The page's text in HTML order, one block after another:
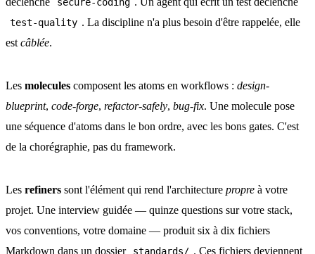
test-quality . La discipline n'a plus besoin d'être rappelée, elle
est câblée.
Les molecules composent les atoms en workflows : design-
blueprint, code-forge, refactor-safely, bug-fix. Une molecule pose
une séquence d'atoms dans le bon ordre, avec les bons gates. C'est
de la chorégraphie, pas du framework.
Les refiners sont l'élément qui rend l'architecture propre à votre
projet. Une interview guidée — quinze questions sur votre stack,
vos conventions, votre domaine — produit six à dix fichiers
Markdown dans un dossier
standards/ . Ces fichiers deviennent